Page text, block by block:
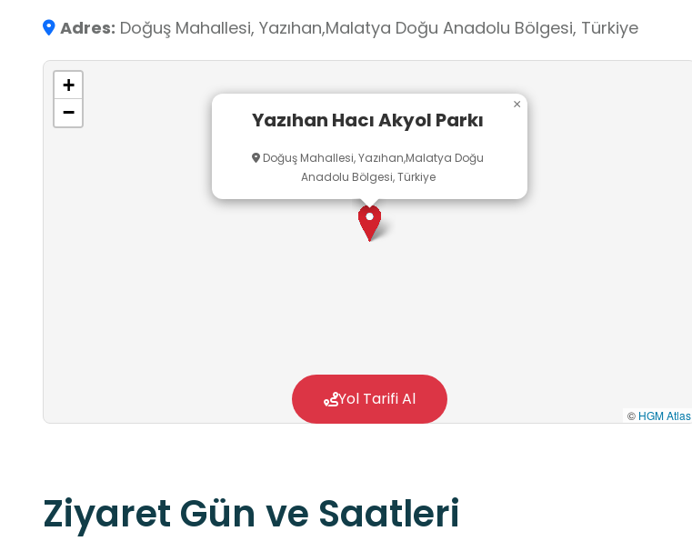
Adres: Doğuş Mahallesi, Yazıhan,Malatya Doğu Anadolu Bölgesi, Türkiye
Yazıhan Hacı Akyol Parkı
Doğuş Mahallesi, Yazıhan,Malatya Doğu
Anadolu Bölgesi, Türkiye
×
+
−
© HGM Atlas
Yol Tarifi Al
Ziyaret Gün ve Saatleri